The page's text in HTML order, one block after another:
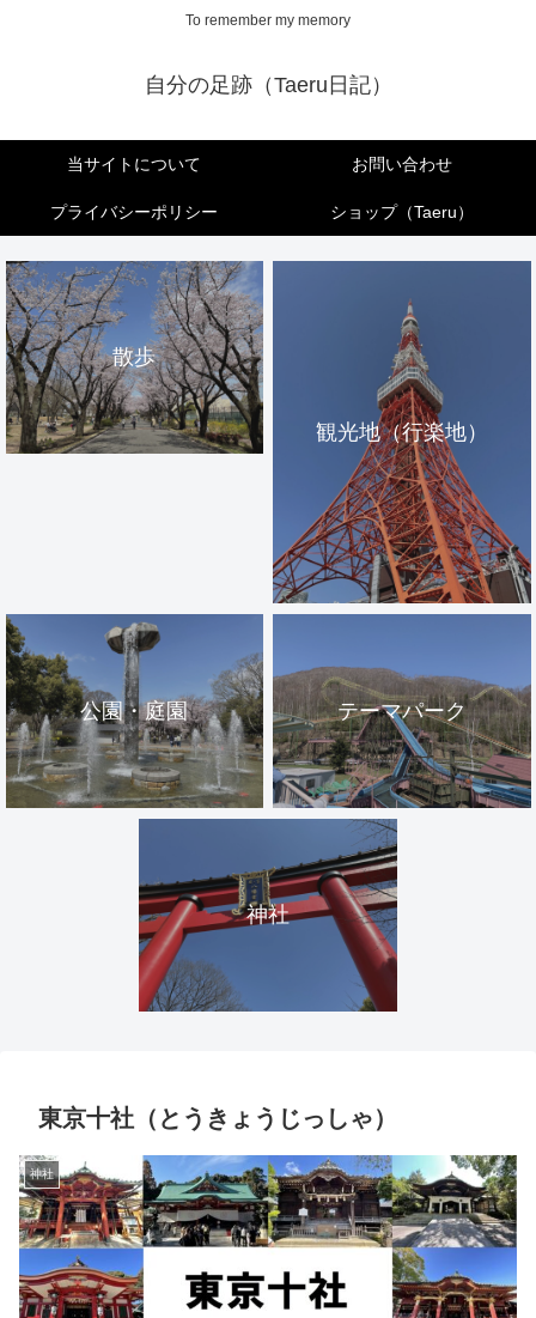
To remember my memory
自分の足跡（Taeru日記）
当サイトについて お問い合わせ
プライバシーポリシー ショップ（Taeru）
散歩
観光地（行楽地）
公園・庭園 テーマパーク
神社
東京十社（とうきょうじっしゃ）
神社